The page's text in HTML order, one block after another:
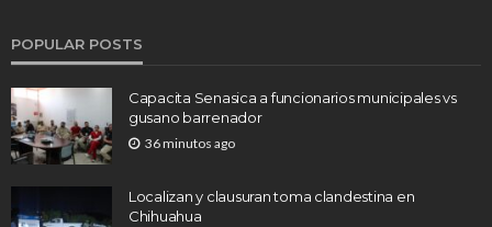
POPULAR POSTS
Capacita Senasica a funcionarios municipales vs
gusano barrenador
36 minutos ago
Localizan y clausuran toma clandestina en
Chihuahua